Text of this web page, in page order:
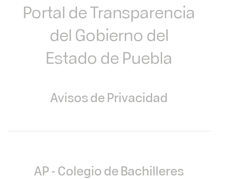
Portal de Transparencia
del Gobierno del
Estado de Puebla
Avisos de Privacidad
AP - Colegio de Bachilleres